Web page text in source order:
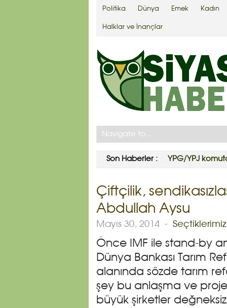
Politika Dünya Emek Kadın
Halklar ve İnançlar
Son Haberler : YPG/YPJ
Çiftçilik,
Abdullah Aysu
Mayıs 30, 2014 - Seçtiklerimiz
Önce IMF ile stand-by
Dünya Bankası Tarım
alanında sözde tarım
şey bu anlaşma ve
büyük şirketler